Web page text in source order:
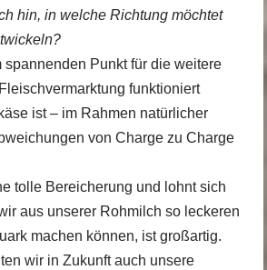
hin, in welche Richtung möchtet
spannenden Punkt für die weitere
funktioniert
ist – im Rahmen natürlicher
von Charge zu Charge
tolle Bereicherung und lohnt sich
aus unserer Rohmilch so leckeren
machen können, ist großartig.
wir in Zukunft auch unsere